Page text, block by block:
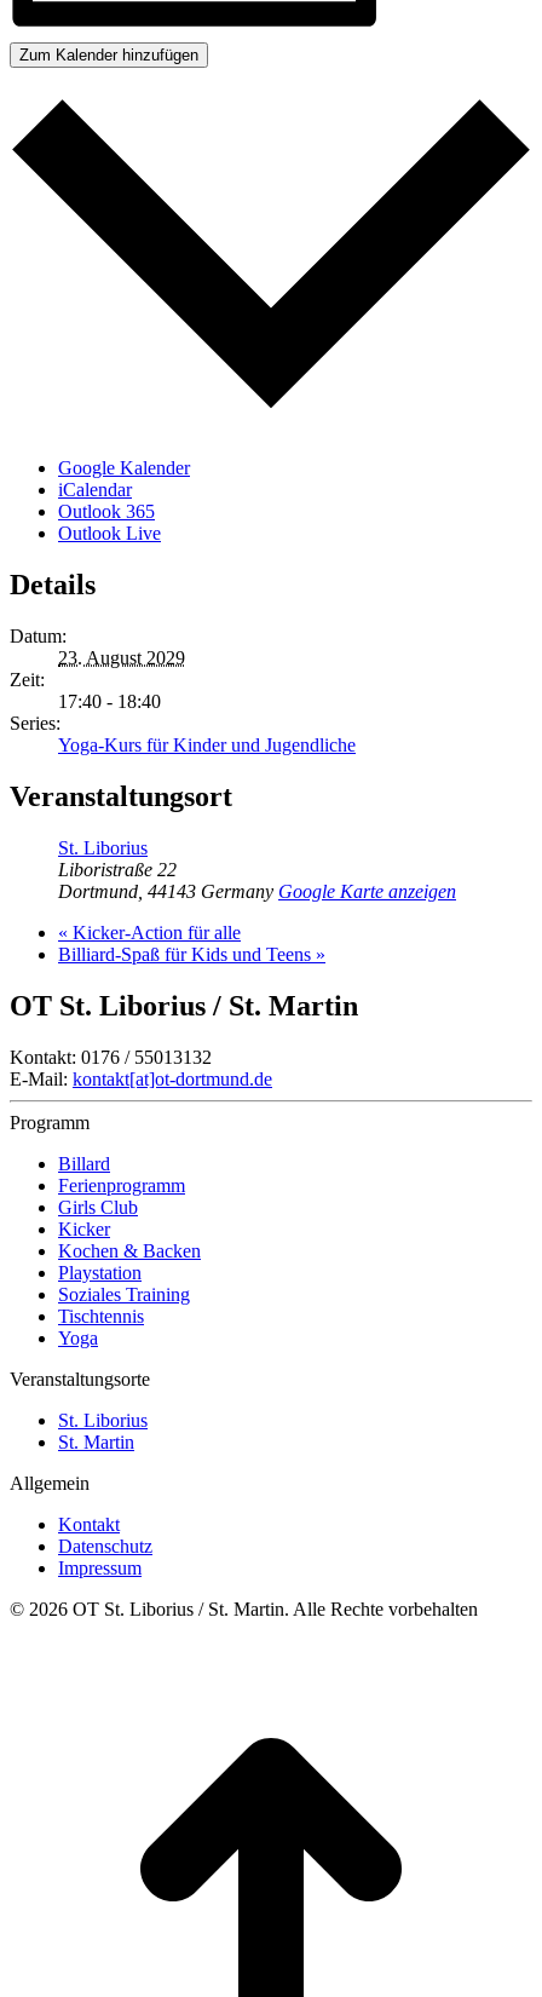
Zum Kalender hinzufügen
Google Kalender
iCalendar
Outlook 365
Outlook Live
Details
Datum:
23. August 2029
Zeit:
17:40 - 18:40
Series:
Yoga-Kurs für Kinder und Jugendliche
Veranstaltungsort
St. Liborius
Liboristraße 22
Dortmund 44143 Germany Google Karte anzeigen
« Kicker-Action für alle
Billiard-Spaß für Kids und Teens »
OT St. Liborius / St. Martin
Kontakt: 0176 / 55013132
E-Mail: kontakt[at]ot-dortmund.de
Programm
Billard
Ferienprogramm
Girls Club
Kicker
Kochen & Backen
Playstation
Soziales Training
Tischtennis
Yoga
Veranstaltungsorte
St. Liborius
St. Martin
Allgemein
Kontakt
Datenschutz
Impressum
© 2026 OT St. Liborius / St. Martin. Alle Rechte vorbehalten